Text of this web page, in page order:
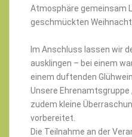
Atmosphäre gemeinsam
geschmückten
Im Anschluss lassen wir
ausklingen – bei einem
einem duftenden Glühwein.
Unsere Ehrenamtsgruppe
zudem kleine
vorbereitet.
Die Teilnahme an der